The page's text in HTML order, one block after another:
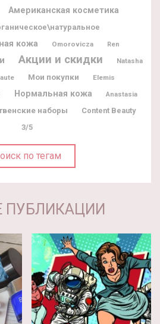
Американская косметика
кожа Omorovicza Ren
Акции и скидки
Natasha
Мои покупки Elemis
Нормальная кожа Anastasia
наборы
Content Beauty
3/5
по тегам
ПУБЛИКАЦИИ